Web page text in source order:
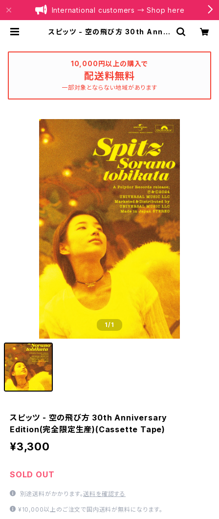
International customers → Shop here
スピッツ - 空の飛び方 30th Anniv
RDS®
10,000円以上の購入で
配送料無料
一部対象とならない地域があります
1/1
スピッツ - 空の飛び方 30th Anniversary
Edition(完全限定生産)(Cassette Tape)
¥3,300
SOLD OUT
別途送料がかかります。送料を確認する
¥10,000以上のご注文で国内送料が無料になります。